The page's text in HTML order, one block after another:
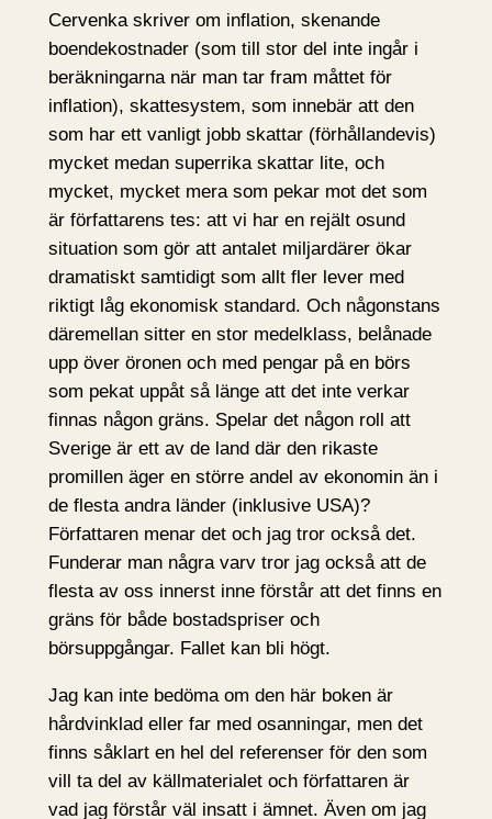
Cervenka skriver om inflation, skenande
boendekostnader (som till stor del inte ingår i
beräkningarna när man tar fram måttet för
inflation), skattesystem, som innebär att den
som har ett vanligt jobb skattar (förhållandevis)
mycket medan superrika skattar lite, och
mycket, mycket mera som pekar mot det som
är författarens tes: att vi har en rejält osund
situation som gör att antalet miljardärer ökar
dramatiskt samtidigt som allt fler lever med
riktigt låg ekonomisk standard. Och någonstans
däremellan sitter en stor medelklass, belånade
upp över öronen och med pengar på en börs
som pekat uppåt så länge att det inte verkar
finnas någon gräns. Spelar det någon roll att
Sverige är ett av de land där den rikaste
promillen äger en större andel av ekonomin än i
de flesta andra länder (inklusive USA)?
Författaren menar det och jag tror också det.
Funderar man några varv tror jag också att de
flesta av oss innerst inne förstår att det finns en
gräns för både bostadspriser och
börsuppgångar. Fallet kan bli högt.
Jag kan inte bedöma om den här boken är
hårdvinklad eller far med osanningar, men det
finns såklart en hel del referenser för den som
vill ta del av källmaterialet och författaren är
vad jag förstår väl insatt i ämnet. Även om jag